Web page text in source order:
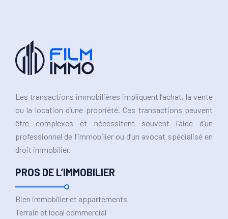
Les transactions immobilières impliquent l’achat, la vente
ou la location d’une propriété. Ces transactions peuvent
être complexes et nécessitent souvent l’aide d’un
professionnel de l’immobilier ou d’un avocat spécialisé en
droit immobilier.
PROS DE L’IMMOBILIER
Bien immobilier et appartements
Terrain et local commercial